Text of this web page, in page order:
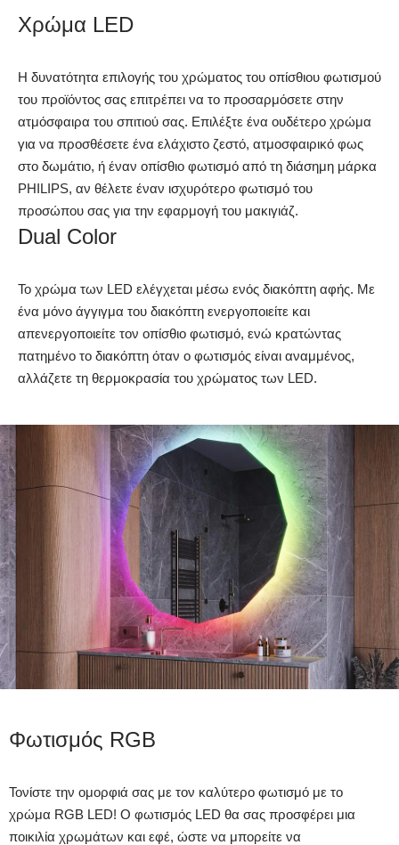
Χρώμα LED
Η δυνατότητα επιλογής του χρώματος του οπίσθιου φωτισμού
του προϊόντος σας επιτρέπει να το προσαρμόσετε στην
ατμόσφαιρα του σπιτιού σας. Επιλέξτε ένα ουδέτερο χρώμα
για να προσθέσετε ένα ελάχιστο ζεστό, ατμοσφαιρικό φως
στο δωμάτιο, ή έναν οπίσθιο φωτισμό από τη διάσημη μάρκα
PHILIPS, αν θέλετε έναν ισχυρότερο φωτισμό του
προσώπου σας για την εφαρμογή του μακιγιάζ.
Dual Color
Το χρώμα των LED ελέγχεται μέσω ενός διακόπτη αφής. Με
ένα μόνο άγγιγμα του διακόπτη ενεργοποιείτε και
απενεργοποιείτε τον οπίσθιο φωτισμό, ενώ κρατώντας
πατημένο το διακόπτη όταν ο φωτισμός είναι αναμμένος,
αλλάζετε τη θερμοκρασία του χρώματος των LED.
Φωτισμός RGB
Τονίστε την ομορφιά σας με τον καλύτερο φωτισμό με το
χρώμα RGB LED! Ο φωτισμός LED θα σας προσφέρει μια
ποικιλία χρωμάτων και εφέ, ώστε να μπορείτε να